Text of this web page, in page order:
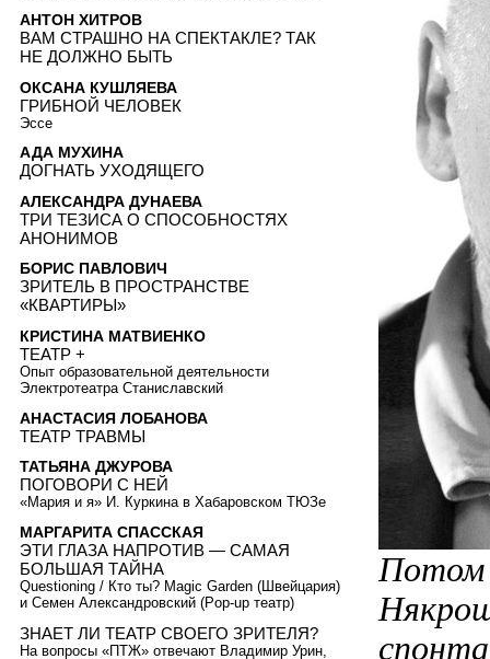
Потом
АНТОН ХИТРОВ
ВАМ СТРАШНО НА СПЕКТАКЛЕ? ТАК
НЕ ДОЛЖНО БЫТЬ
ОКСАНА КУШЛЯЕВА
ГРИБНОЙ ЧЕЛОВЕК
Эссе
АДА МУХИНА
ДОГНАТЬ УХОДЯЩЕГО
АЛЕКСАНДРА ДУНАЕВА
ТРИ ТЕЗИСА О СПОСОБНОСТЯХ
АНОНИМОВ
БОРИС ПАВЛОВИЧ
ЗРИТЕЛЬ В ПРОСТРАНСТВЕ
«КВАРТИРЫ»
КРИСТИНА МАТВИЕНКО
ТЕАТР +
Опыт образовательной деятельности
Электротеатра Станиславский
АНАСТАСИЯ ЛОБАНОВА
ТЕАТР ТРАВМЫ
ТАТЬЯНА ДЖУРОВА
ПОГОВОРИ С НЕЙ
«Мария и я» И. Куркина в Хабаровском ТЮЗе
МАРГАРИТА СПАССКАЯ
ЭТИ ГЛАЗА НАПРОТИВ — САМАЯ
БОЛЬШАЯ ТАЙНА
Questioning / Кто ты? Magic Garden (Швейцария)
и Семен Александровский (Pop-up театр)
ЗНАЕТ ЛИ ТЕАТР СВОЕГО ЗРИТЕЛЯ?
На вопросы «ПТЖ» отвечают Владимир Урин,